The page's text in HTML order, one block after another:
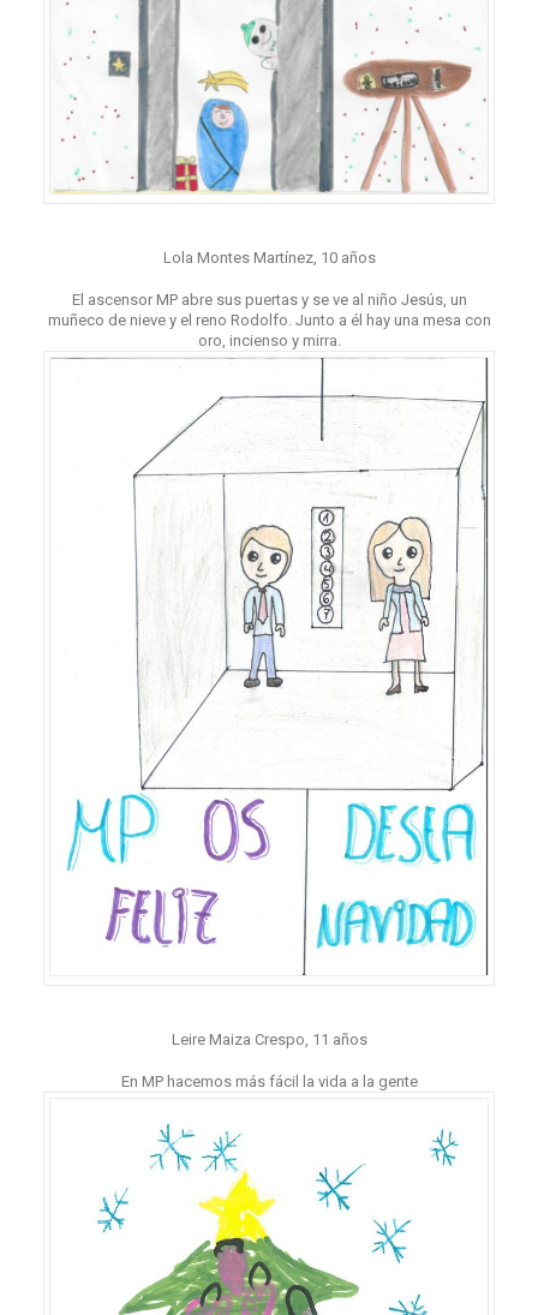
Lola Montes Martínez, 10 años
El ascensor MP abre sus puertas y se ve al niño Jesús, un
muñeco de nieve y el reno Rodolfo. Junto a él hay una mesa con
oro, incienso y mirra.
Leire Maiza Crespo, 11 años
En MP hacemos más fácil la vida a la gente